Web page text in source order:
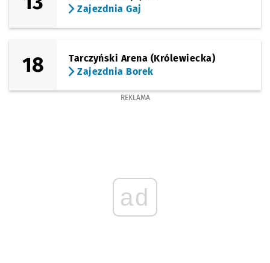
Zajezdnia Gaj
18
Tarczyński Arena (Królewiecka)
Zajezdnia Borek
REKLAMA
ad